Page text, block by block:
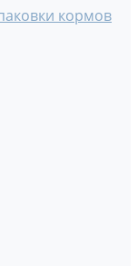
кормов